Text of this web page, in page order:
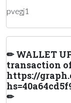
pvegj1
✏ WALLET
transaction of
https://
✏